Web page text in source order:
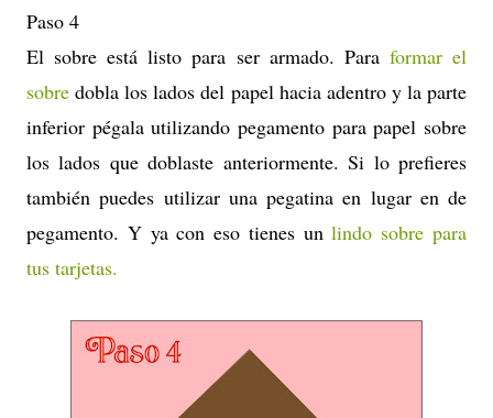
Paso 4
El sobre está listo para ser armado. Para formar el
sobredobla los lados del papel hacia adentro y la parte
inferior pégala utilizando pegamento para papel sobre
los lados que doblaste anteriormente. Si lo prefieres
también puedes utilizar una pegatina en lugar en de
pegamento. Y ya con eso tienes unlindo sobre para
tus tarjetas.